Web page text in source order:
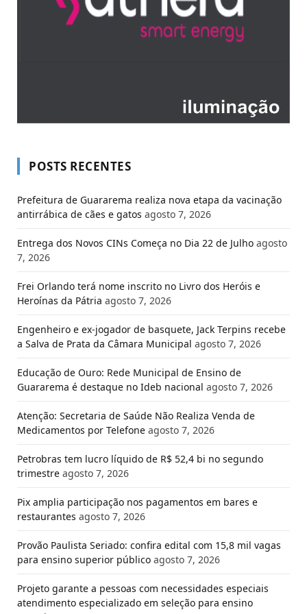
POSTS RECENTES
Prefeitura de Guararema realiza nova etapa da vacinação
antirrábica de cães e gatos agosto 7, 2026
Entrega dos Novos CINs Começa no Dia 22 de Julho agosto
7, 2026
Frei Orlando terá nome inscrito no Livro dos Heróis e
Heroínas da Pátria agosto 7, 2026
Engenheiro e ex-jogador de basquete, Jack Terpins recebe
a Salva de Prata da Câmara Municipal agosto 7, 2026
Educação de Ouro: Rede Municipal de Ensino de
Guararema é destaque no Ideb nacional agosto 7, 2026
Atenção: Secretaria de Saúde Não Realiza Venda de
Medicamentos por Telefone agosto 7, 2026
Petrobras tem lucro líquido de R$ 52,4 bi no segundo
trimestre agosto 7, 2026
Pix amplia participação nos pagamentos em bares e
restaurantes agosto 7, 2026
Provão Paulista Seriado: confira edital com 15,8 mil vagas
para ensino superior público agosto 7, 2026
Projeto garante a pessoas com necessidades especiais
atendimento especializado em seleção para ensino